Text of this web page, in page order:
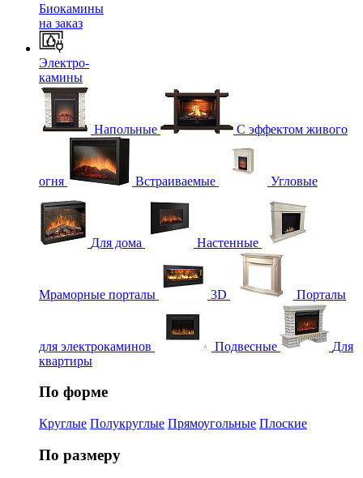
Биокамины
на заказ
Электро-
камины
Напольные С эффектом живого
огня Встраиваемые Угловые
Для дома Настенные
Мраморные порталы 3D Порталы
для электрокаминов Подвесные
Для
квартиры
По форме
Круглые Полукруглые Прямоугольные Плоские
По размеру